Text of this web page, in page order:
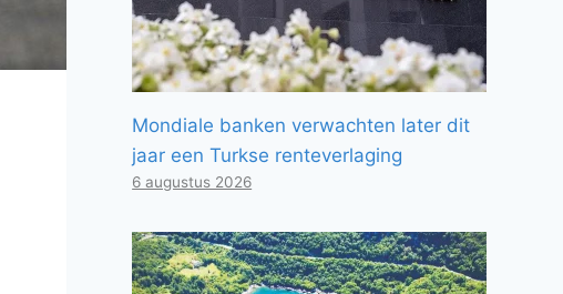
Mondiale banken verwachten later dit
jaar een Turkse renteverlaging
6 augustus 2026